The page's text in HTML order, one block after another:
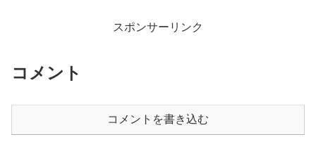
スポンサーリンク
コメント
コメントを書き込む